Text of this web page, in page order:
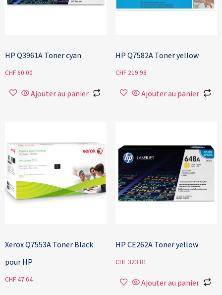
HP Q3961A Toner cyan
CHF60.00
Ajouter au panier
HP Q7582A Toner yellow
CHF219.98
Ajouter au panier
Xerox Q7553A Toner Black
pour HP
CHF47.64
HP CE262A Toner yellow
CHF323.81
Ajouter au panier